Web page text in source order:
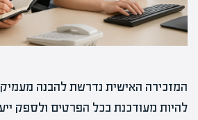
המזכירה האישית נדרשת להבנה
להיות מעודכנת בכל הפרטים ולספק